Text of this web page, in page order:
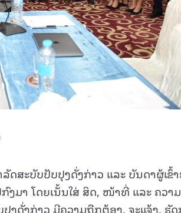
ດສະບັບປັບປຸງດັ່ງກ່າວ ແລະ ບັນດາຜູ້ເຂົ້
ກົງມາ ໂດຍເນັ້ນໃສ່ ສິດ, ໜ້າທີ່ ແລະ ຄວາມ
ງດັ່ງກ່າວ ມີຄວາມຖືກຕ້ອງ, ຈະແຈ້ງ, ຮັ